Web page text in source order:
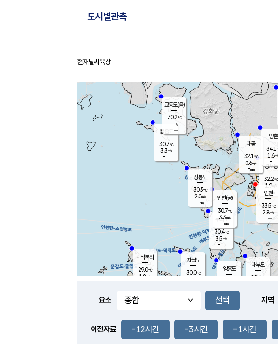
도시별관측
홈
현재날씨 육상
풍도
3.5m/s
무의도
30.4℃
3.5m/s
-mm
영흥도
볼음도
30.7℃
3.3m/s
-mm
자월도
30.0℃
장봉도
30.3℃
2.0m/s
-mm
대부도
29.4
-
경서동
32.2℃
1.9m/s
-mm
대곶
32.1℃
0.6m/s
-mm
양촌
34.1
1.6m/
-mm
덕적북리
29.0℃
1.8 m/s
인천(공)
30.7℃
3.3m/s
-mm
교동도(음)
30.2℃
-m/s
-mm
인천
33.5℃
2.8m/s
-mm
요소 지역
이전자료 -12시간 -3시간 -1시간